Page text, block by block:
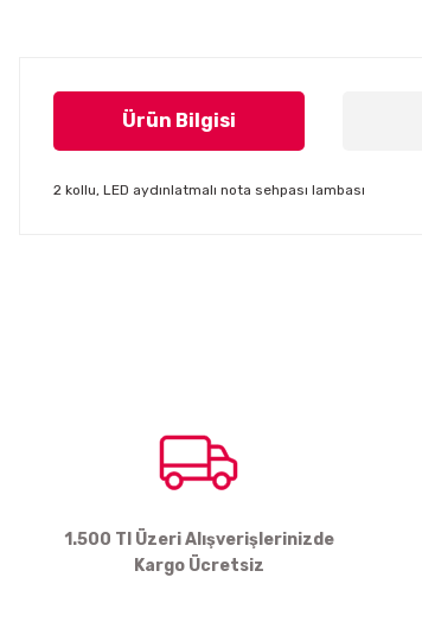
Ürün Bilgisi
2 kollu, LED aydınlatmalı nota sehpası lambası
Bu ürüne benzer farklı alternatifler olmalı.
1.500 Tl Üzeri Alışverişlerinizde
Kargo Ücretsiz